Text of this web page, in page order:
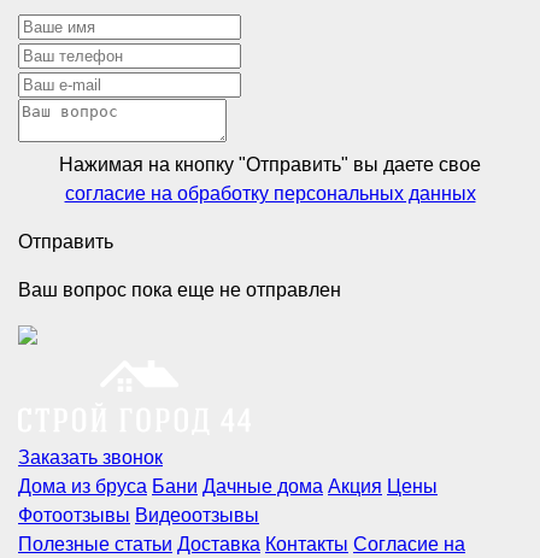
Нажимая на кнопку "Отправить" вы даете свое
согласие на обработку персональных данных
Отправить
Ваш вопрос пока еще не отправлен
Заказать звонок
Дома из бруса Бани Дачные дома Акция Цены
Фотоотзывы Видеоотзывы
Полезные статьи Доставка Контакты Согласие на